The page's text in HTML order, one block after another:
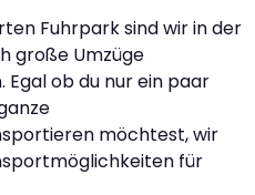
Fuhrpark sind wir in der
große Umzüge
ob du nur ein paar
möchtest, wir
für